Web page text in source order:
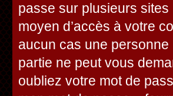
passe sur plusieurs
moyen d’accès à votre
aucun cas une
partie ne peut vous
oubliez votre mot de